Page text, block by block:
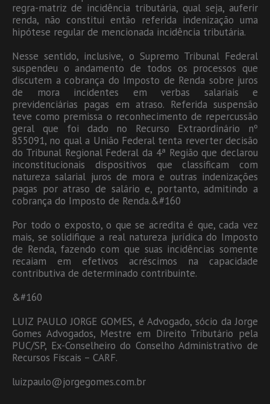
regra-matriz de incidência tributária, qual seja, auferir
renda, não constitui então referida indenização uma
hipótese regular de mencionada incidência tributária.
Nesse sentido, inclusive, o Supremo Tribunal Federal
suspendeu o andamento de todos os processos que
discutem a cobrança do Imposto de Renda sobre juros
de mora incidentes em verbas salariais e
previdenciárias pagas em atraso. Referida suspensão
teve como premissa o reconhecimento de repercussão
geral que foi dado no Recurso Extraordinário nº
855091, no qual a União Federal tenta reverter decisão
do Tribunal Regional Federal da 4ª Região que declarou
inconstitucionais dispositivos que classificam com
natureza salarial juros de mora e outras indenizações
pagas por atraso de salário e, portanto, admitindo a
cobrança do Imposto de Renda.&#160
Por todo o exposto, o que se acredita é que, cada vez
mais, se solidifique a real natureza jurídica do Imposto
de Renda, fazendo com que suas incidências somente
recaiam em efetivos acréscimos na capacidade
contributiva de determinado contribuinte.
&#160
LUIZ PAULO JORGE GOMES, é Advogado, sócio da Jorge
Gomes Advogados, Mestre em Direito Tributário pela
PUC/SP, Ex-Conselheiro do Conselho Administrativo de
Recursos Fiscais – CARF.
luizpaulo@jorgegomes.com.br